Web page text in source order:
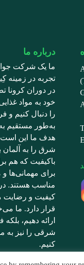
درباره ما
ما یک شرکت
تجربه در زمینه
در دوران کرونا
خود به مواد
را دنبال کنیم و
به‌طور مستقیم
هدف ما این
شرق را به آلمان
باکیفیت که هم
برای مهمانی‌ها
کیفیت و رضایت
قرار دارد. ما
ارائه دهیم،
شرقی را نیز به
کنیم.